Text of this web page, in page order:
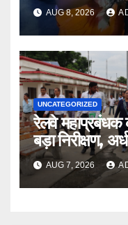
AUG 8, 2026
UNCATEGORIZED
रेलवे महाप्रबंधक
बड़ा निरीक्षण,
जायजा
AUG 7, 2026